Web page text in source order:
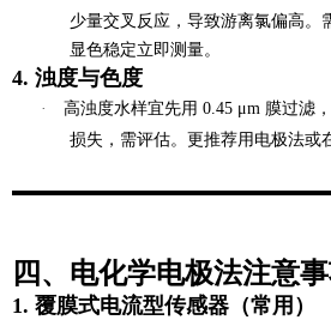
少量交叉反应，导致游离氯偏高。
显色稳定立即测量。
4. 浊度与色度
·
高浊度水样宜先用 0.45 μm 膜过滤
损失，需评估。更推荐用电极法或
四、电化学电极法注意
1. 覆膜式电流型传感器（常用）